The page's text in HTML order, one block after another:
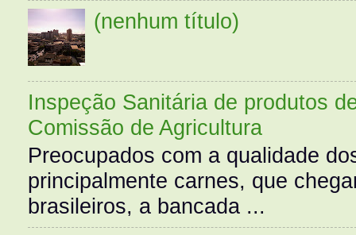
(nenhum título)
Inspeção Sanitária de produtos
Comissão de Agricultura
Preocupados com a qualidade
principalmente carnes, que
brasileiros, a bancada ...